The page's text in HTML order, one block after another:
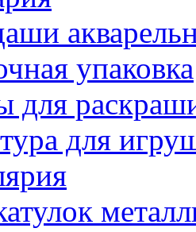
упаковка
для
для